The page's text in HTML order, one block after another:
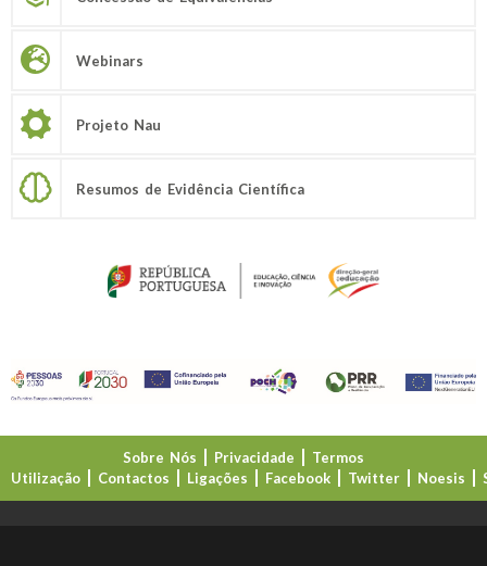
Webinars
Projeto Nau
Resumos de Evidência Científica
Sobre Nós Privacidade
Termos
Utilização
Contactos Ligações Facebook Twitter Noesis